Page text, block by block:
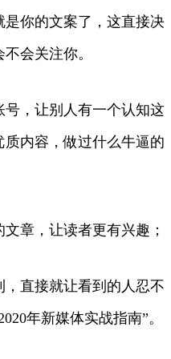
你的文案了，这直接决
会关注你。
，让别人有一个认知这
内容，做过什么牛逼的
章，让读者更有兴趣；
直接就让看到的人忍不
年新媒体实战指南”。